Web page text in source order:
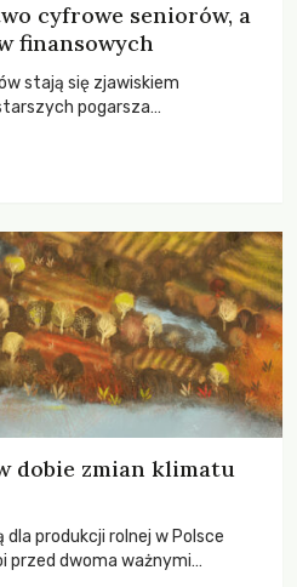
cyfrowe seniorów, a
finansowych
stają się zjawiskiem
pogarsza
dobie zmian klimatu
produkcji rolnej w Polsce
przed dwoma ważnymi